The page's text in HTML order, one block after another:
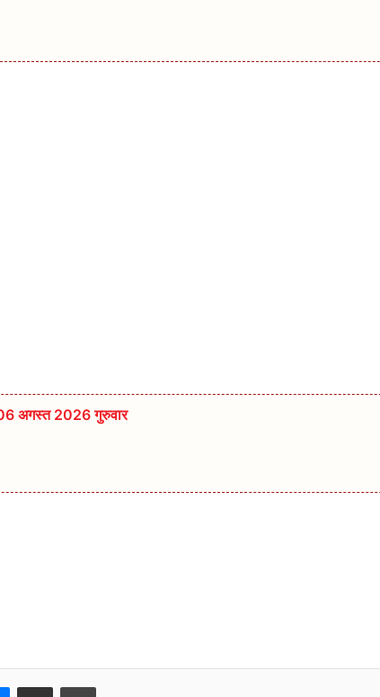
अगस्त 2026 गुरुवार
Messenger
Share via Email Print